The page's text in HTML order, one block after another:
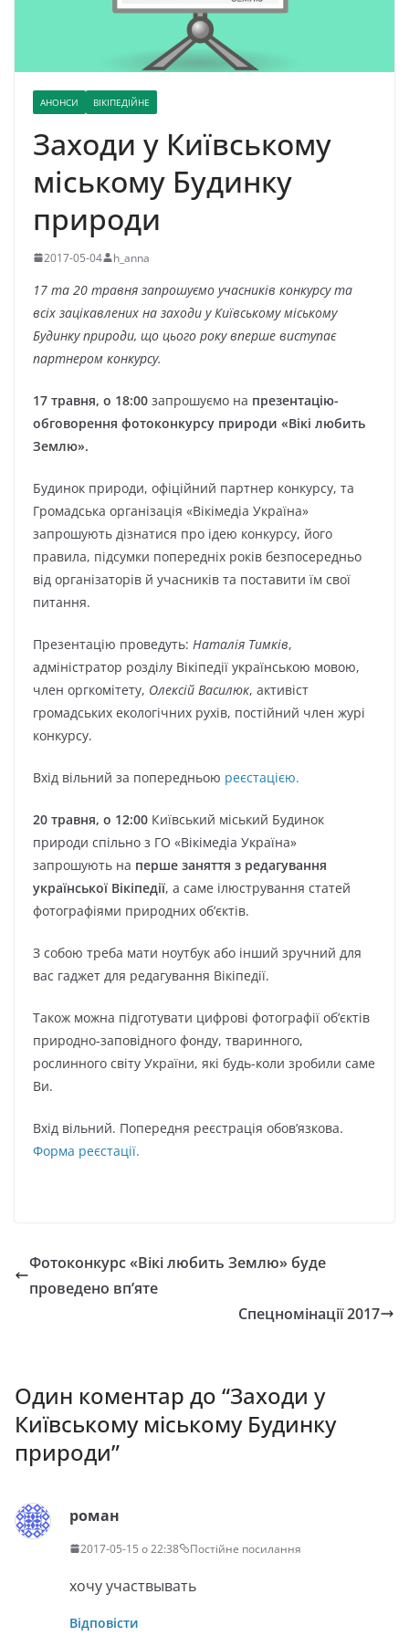
АНОНСИ ВІКІПЕДІЙНЕ
Заходи у Київському
міському Будинку
природи
2017-05-04 h_anna
17 та 20 травня запрошуємо учасників конкурсу та
всіх зацікавлених на заходи у Київському міському
Будинку природи, що цього року вперше виступає
партнером конкурсу.
17 травня, о 18:00 запрошуємо на презентацію-
обговорення фотоконкурсу природи «Вікі любить
Землю».
Будинок природи, офіційний партнер конкурсу, та
Громадська організація «Вікімедіа Україна»
запрошують дізнатися про ідею конкурсу, його
правила, підсумки попередніх років безпосередньо
від організаторів й учасників та поставити їм свої
питання.
Презентацію проведуть: Наталія Тимків,
адміністратор розділу Вікіпедії українською мовою,
член оргкомітету, Олексій Василюк, активіст
громадських екологічних рухів, постійний член журі
конкурсу.
Вхід вільний за попередньою реєстацією.
20 травня, о 12:00 Київський міський Будинок
природи спільно з ГО «Вікімедіа Україна»
запрошують на перше заняття з редагування
української Вікіпедії, а саме ілюстрування статей
фотографіями природних об’єктів.
З собою треба мати ноутбук або інший зручний для
вас гаджет для редагування Вікіпедії.
Також можна підготувати цифрові фотографії об’єктів
природно-заповідного фонду, тваринного,
рослинного світу України, які будь-коли зробили саме
Ви.
Вхід вільний. Попередня реєстрація обов’язкова.
Форма реєстації.
Фотоконкурс «Вікі любить Землю» буде
проведено вп’яте
Спецномінації 2017
Один коментар до “Заходи у
Київському міському Будинку
природи”
роман
2017-05-15 о 22:38 Постійне посилання
хочу участвывать
Відповісти